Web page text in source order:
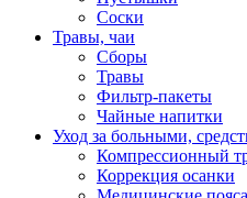
Соски
Травы, чаи
Сборы
Травы
Фильтр-пакеты
Чайные напитки
Уход за больными,
Компрессионный
Коррекция осанки